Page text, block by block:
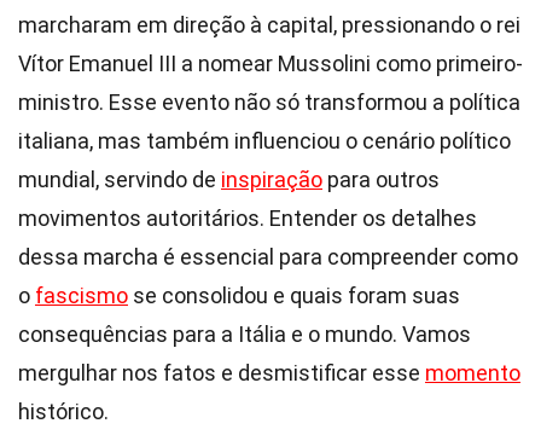
marcharam em direção à capital, pressionando o rei
Vítor Emanuel III a nomear Mussolini como primeiro-
ministro. Esse evento não só transformou a política
italiana, mas também influenciou o cenário político
mundial, servindo de inspiração para outros
movimentos autoritários. Entender os detalhes
dessa marcha é essencial para compreender como
o fascismo se consolidou e quais foram suas
consequências para a Itália e o mundo. Vamos
mergulhar nos fatos e desmistificar esse momento
histórico.